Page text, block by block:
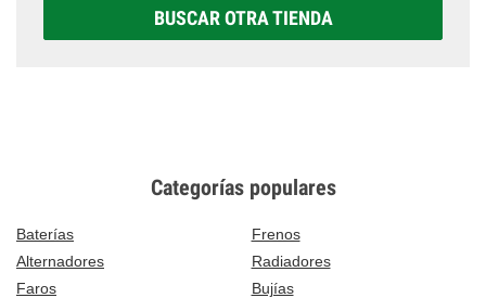
BUSCAR OTRA TIENDA
Categorías populares
Baterías
Frenos
Alternadores
Radiadores
Faros
Bujías